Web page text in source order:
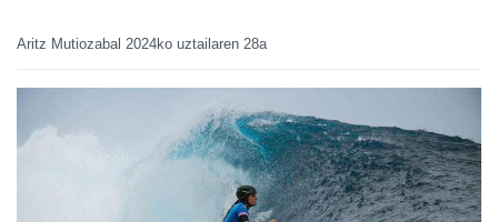
Aritz Mutiozabal 2024ko uztailaren 28a